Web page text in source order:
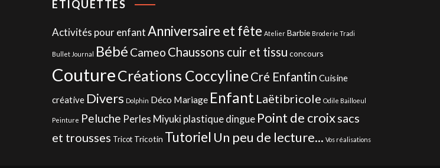
ÉTIQUETTES
Activités pour enfantAnniversaire et fête Atelier Barbie Broderie Tradi
Bullet Journal Bébé Cameo Chaussons cuir et tissu concours
CoutureCréations CoccylineCré Enfantin Cuisine
créative Divers Dolphin Déco Mariage Enfant Laëtibricole Odile Bailloeul
Peinture Peluche Perles Miyuki plastique dingue Point de croixsacs
et trousses Tricot Tricotin Tutoriel Un peu de lecture... Vos réalisations